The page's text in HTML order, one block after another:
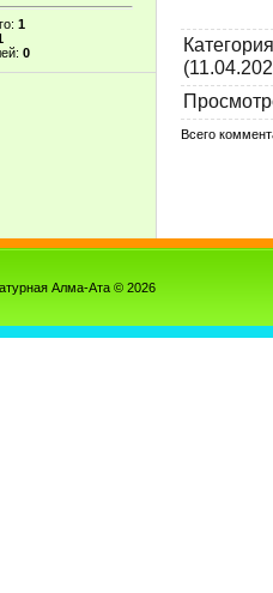
1
0
Категория
Всего
Алма-Ата © 2026